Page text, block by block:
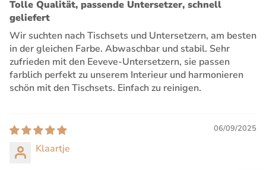
Tolle Qualität, passende Untersetzer, schnell
geliefert
Wir suchten nach Tischsets und Untersetzern, am besten
in der gleichen Farbe. Abwaschbar und stabil. Sehr
zufrieden mit den Eeveve-Untersetzern, sie passen
farblich perfekt zu unserem Interieur und harmonieren
schön mit den Tischsets. Einfach zu reinigen.
06/09/2025
Klaartje